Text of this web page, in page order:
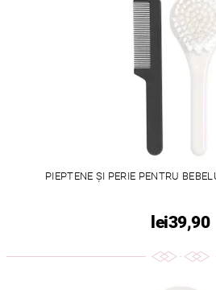
PIEPTENE ȘI PERIE PENTRU
lei39,90